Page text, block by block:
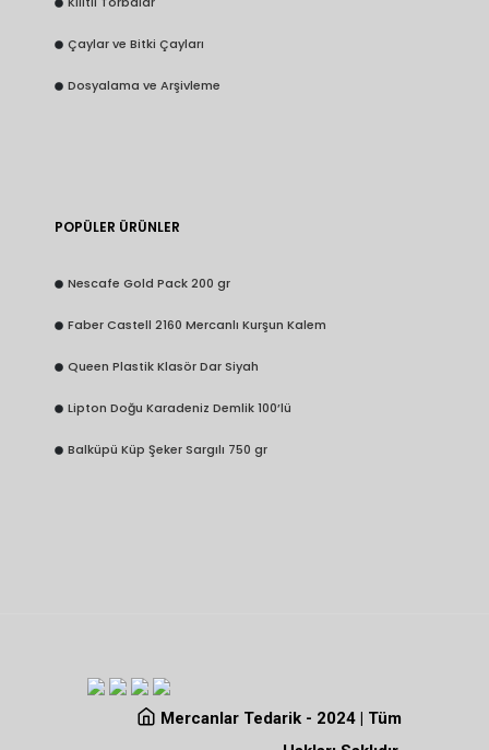
Çaylar ve Bitki Çayları
Dosyalama ve Arşivleme
POPÜLER ÜRÜNLER
Nescafe Gold Pack 200 gr
Faber Castell 2160 Mercanlı Kurşun Kalem
Queen Plastik Klasör Dar Siyah
Lipton Doğu Karadeniz Demlik 100’lü
Balküpü Küp Şeker Sargılı 750 gr
Mercanlar Tedarik - 2024 | Tüm